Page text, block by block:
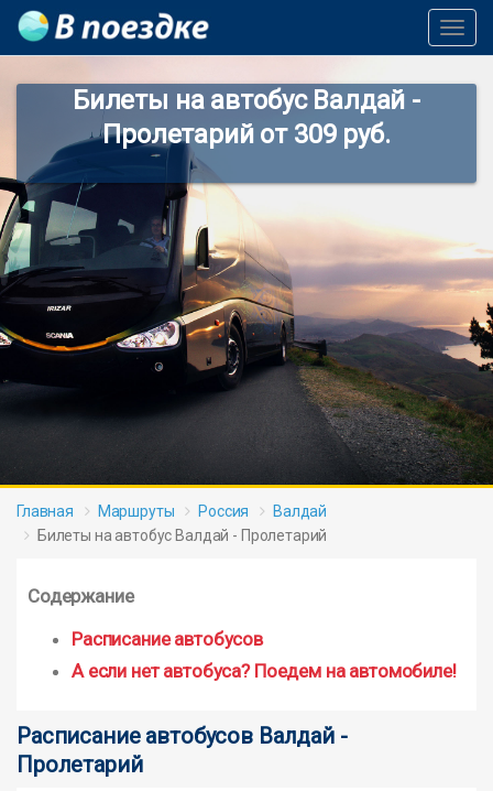
Билеты на автобус Валдай -
Пролетарий от 309 руб.
Главная Маршруты Россия
Валдай
Билеты на автобус Валдай - Пролетарий
Содержание
Расписание автобусов
А если нет автобуса? Поедем на автомобиле!
Расписание автобусов Валдай -
Пролетарий